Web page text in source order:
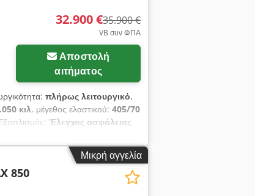
32.900 €35.900 €
VB συν ΦΠΑ
Αποστολή
αιτήματος
πλήρως λειτουργικό,
κιλ, μέγεθος ελαστικού: 405/70
Έλεγχος ασφάλειας
προβολείς, τυπικός κάδος,
υδραυλικό σύστημα
άνεσης Grammer,
προετοιμασία ραδιοφώνου,
1 κυβικό μέτρο, πιρούνι
Μικρή αγγελία
850